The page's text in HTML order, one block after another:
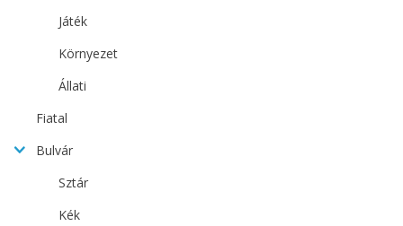
Játék
Környezet
Állati
Fiatal
Bulvár
Sztár
Kék